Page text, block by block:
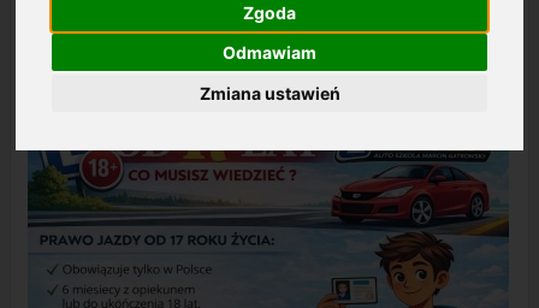
Zgoda
Odmawiam
Zmiana ustawień
MUSISZ WIEDZIEĆ?⚠️